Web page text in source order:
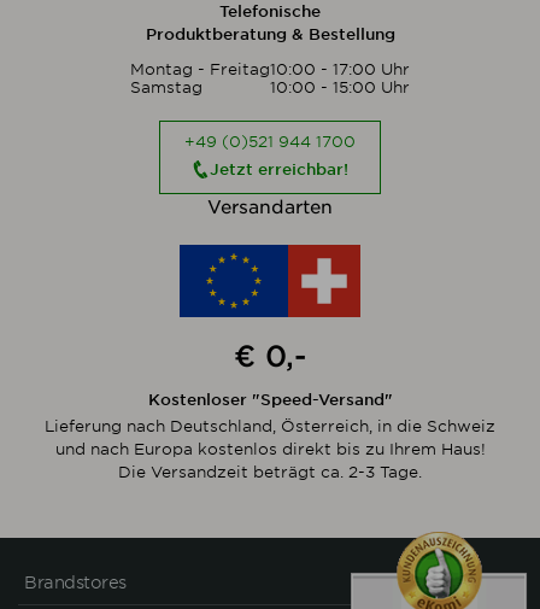
Telefonische
Produktberatung & Bestellung
Montag - Freitag10:00 - 17:00 Uhr
Samstag
10:00 - 15:00 Uhr
+49 (0)521 944 1700
Jetzt erreichbar!
Versandarten
€ 0,-
Kostenloser "Speed-Versand"
Lieferung nach Deutschland, Österreich, in die Schweiz
und nach Europa kostenlos direkt bis zu Ihrem Haus!
Die Versandzeit beträgt ca. 2-3 Tage.
Brandstores